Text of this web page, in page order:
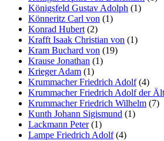
Königsfeld Gustav Adolph (1)
Könneritz Carl von (1)
Konrad Hubert (2)
Krafft Isaak Christian von (1)
Kram Buchard von (19)
Krause Jonathan (1)
Krieger Adam (1)
Krummacher Friedrich Adolf(4)
Krummacher Friedrich Adolf der
Krummacher Friedrich Wilhelm (7)
Kunth Johann Sigismund (1)
Lackmann Peter(1)
Lampe Friedrich Adolf(4)